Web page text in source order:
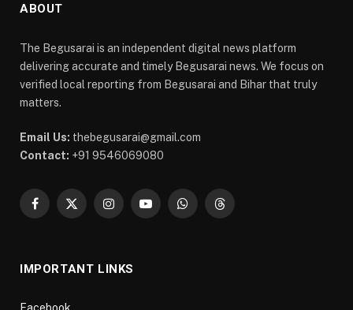
ABOUT
The Begusarai is an independent digital news platform
delivering accurate and timely Begusarai news. We focus on
verified local reporting from Begusarai and Bihar that truly
matters.
Email Us: thebegusarai@gmail.com
Contact: +91 9546069080
Facebook
X
InstagramYouTubeWhatsAppThreads
IMPORTANT LINKS
Facebook